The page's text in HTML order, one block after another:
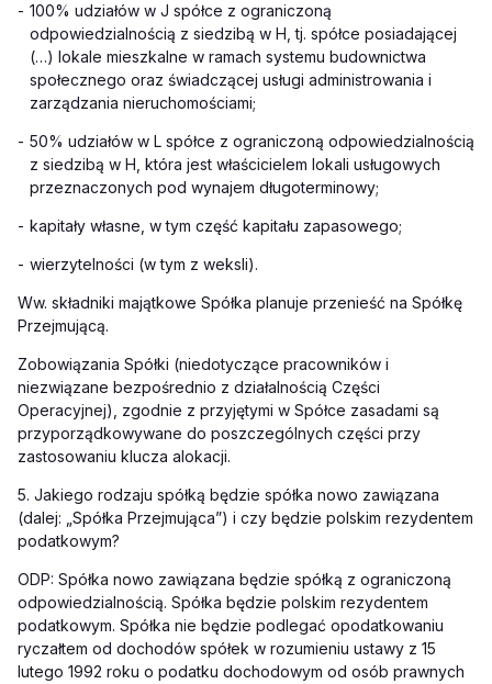
- 100% udziałów w J spółce z ograniczoną
odpowiedzialnością z siedzibą w H, tj. spółce posiadającej
(…) lokale mieszkalne w ramach systemu budownictwa
społecznego oraz świadczącej usługi administrowania i
zarządzania nieruchomościami;
- 50% udziałów w L spółce z ograniczoną odpowiedzialnością
z siedzibą w H, która jest właścicielem lokali usługowych
przeznaczonych pod wynajem długoterminowy;
- kapitały własne, w tym część kapitału zapasowego;
- wierzytelności (w tym z weksli).
Ww. składniki majątkowe Spółka planuje przenieść na Spółkę
Przejmującą.
Zobowiązania Spółki (niedotyczące pracowników i
niezwiązane bezpośrednio z działalnością Części
Operacyjnej), zgodnie z przyjętymi w Spółce zasadami są
przyporządkowywane do poszczególnych części przy
zastosowaniu klucza alokacji.
5. Jakiego rodzaju spółką będzie spółka nowo zawiązana
(dalej: „Spółka Przejmująca”) i czy będzie polskim rezydentem
podatkowym?
ODP: Spółka nowo zawiązana będzie spółką z ograniczoną
odpowiedzialnością. Spółka będzie polskim rezydentem
podatkowym. Spółka nie będzie podlegać opodatkowaniu
ryczałtem od dochodów spółek w rozumieniu ustawy z 15
lutego 1992 roku o podatku dochodowym od osób prawnych